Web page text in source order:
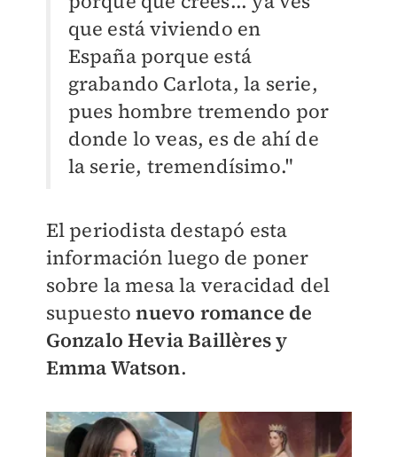
que está viviendo en
España porque está
grabando Carlota, la serie,
pues hombre tremendo por
donde lo veas, es de ahí de
la serie, tremendísimo."
El periodista destapó esta
información luego de poner
sobre la mesa la veracidad del
supuestonuevo romance de
Gonzalo Hevia Baillères y
Emma Watson.